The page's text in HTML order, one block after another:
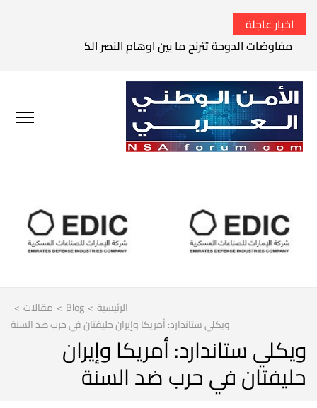
اخبار عاجلة
مفاوضات الدوحة تترنح ما بين اوهام النصر الكامل وواقع
الرئيسية >
Blog
> مقالات >
ويكلي ستاندارد: أمريكا وإيران حليفتان في حرب ضد السنة
ويكلي ستاندارد: أمريكا وإيران
حليفتان في حرب ضد السنة